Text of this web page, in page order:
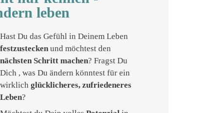
leben
Hast Du das Gefühl in Deinem Leben
festzustecken und möchtest den
nächsten Schritt machen? Fragst Du
Dich , was Du ändern könntest für ein
wirklichglücklicheres, zufriedeneres
Leben?